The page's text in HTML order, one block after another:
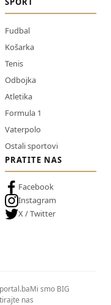
Fudbal
Košarka
Tenis
Odbojka
Atletika
Formula 1
Vaterpolo
Ostali sportovi
PRATITE NAS
Facebook
Instagram
X / Twitter
Mi smo BIG
nas